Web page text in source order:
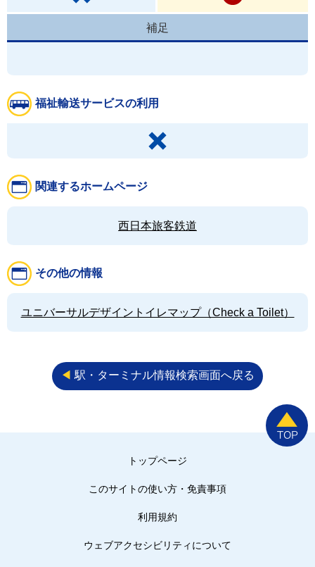
補足
福祉輸送サービスの利用
関連するホームページ
西日本旅客鉄道
その他の情報
ユニバーサルデザイントイレマップ（Check a Toilet）
◀︎ 駅・ターミナル情報検索画面へ戻る
トップページ
このサイトの使い方・免責事項
利用規約
ウェブアクセシビリティについて